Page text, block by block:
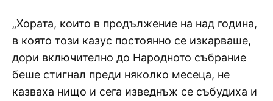
„Хората, които в продължение на над година,
в която този казус постоянно се изкарваше,
дори включително до Народното събрание
беше стигнал преди няколко месеца, не
казваха нищо и сега изведнъж се събудиха и